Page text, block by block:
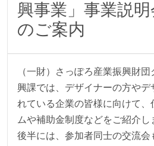
興事業」事業説
のご案内
（一財）さっぽろ産業振興財
興課では、デザイナーの方やデ
れている企業の皆様に向けて、
ムや補助金制度などをご紹介し
後半には、参加者同士の交流